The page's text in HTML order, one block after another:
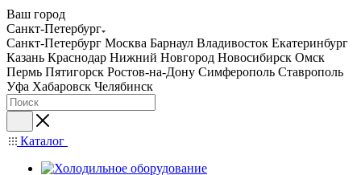
Ваш город
Санкт-Петербург
Санкт-Петербург Москва Барнаул Владивосток Екатеринбург
Казань Краснодар Нижний Новгород Новосибирск Омск
Пермь Пятигорск Ростов-на-Дону Симферополь Ставрополь
Уфа Хабаровск Челябинск
Каталог